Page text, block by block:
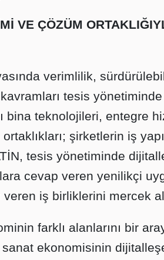
VE ÇÖZÜM
verimlilik,
tesis
bina teknolojileri, entegre
şirketlerin iş
tesis yönetiminde
cevap veren yenilikçi
iş birliklerini mercek
farklı alanlarını bir
sanat ekonomisinin